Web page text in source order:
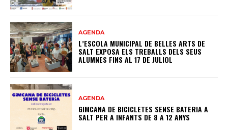
AGENDA
L’ESCOLA MUNICIPAL DE BELLES ARTS DE
SALT EXPOSA ELS TREBALLS DELS SEUS
ALUMNES FINS AL 17 DE JULIOL
AGENDA
GIMCANA DE BICICLETES SENSE BATERIA A
SALT PER A INFANTS DE 8 A 12 ANYS